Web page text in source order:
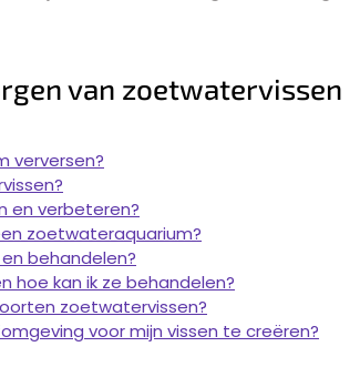
van zoetwatervissen
verversen?
en verbeteren?
zoetwateraquarium?
behandelen?
hoe kan ik ze behandelen?
zoetwatervissen?
voor mijn vissen te creëren?